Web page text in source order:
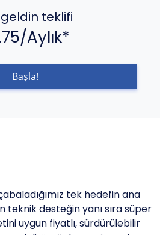
teklifi
Aylık*
Başla!
tek hedefin ana
teknik desteğin yanı sıra süper
uygun fiyatlı, sürdürülebilir